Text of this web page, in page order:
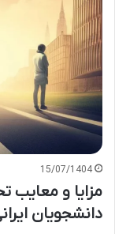
15/07/1404
مزایا و معایب
دانشجویان